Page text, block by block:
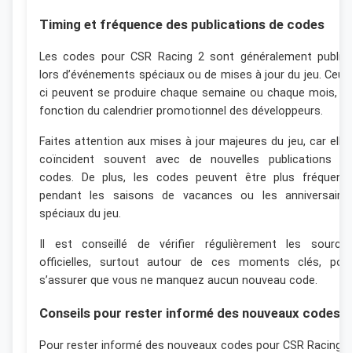
Timing et fréquence des publications de codes
Les codes pour CSR Racing 2 sont généralement
lors d’événements spéciaux ou de mises à jour du jeu.
ci peuvent se produire chaque semaine ou chaque mois,
fonction du calendrier promotionnel des développeurs.
Faites attention aux mises à jour majeures du jeu, car
coïncident souvent avec de nouvelles publications
codes. De plus, les codes peuvent être plus
pendant les saisons de vacances ou les
spéciaux du jeu.
Il est conseillé de vérifier régulièrement les
officielles, surtout autour de ces moments clés,
s’assurer que vous ne manquez aucun nouveau code.
Conseils pour rester informé des nouveaux codes
Pour rester informé des nouveaux codes pour CSR Racing